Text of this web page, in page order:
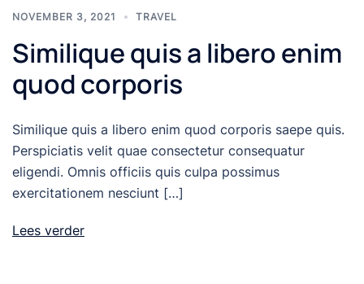
NOVEMBER 3, 2021 TRAVEL
Similique quis a libero enim
quod corporis
Similique quis a libero enim quod corporis saepe quis.
Perspiciatis velit quae consectetur consequatur
eligendi. Omnis officiis quis culpa possimus
exercitationem nesciunt […]
Lees verder